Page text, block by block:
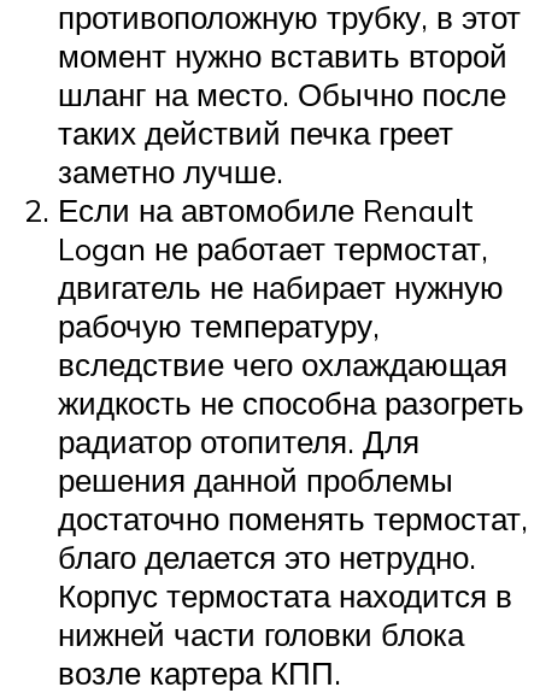
противоположную трубку, в этот
момент нужно вставить второй
шланг на место. Обычно после
таких действий печка греет
заметно лучше.
Если на автомобиле Renault
Logan не работает термостат,
двигатель не набирает нужную
рабочую температуру,
вследствие чего охлаждающая
жидкость не способна разогреть
радиатор отопителя. Для
решения данной проблемы
достаточно поменять термостат,
благо делается это нетрудно.
Корпус термостата находится в
нижней части головки блока
возле картера КПП.